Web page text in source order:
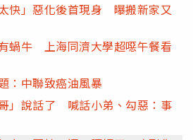
快」惡化後首現身 曝搬新家又
蝸牛 上海同濟大學超噁午餐看
：中聯致癌油風暴
」說話了 喊話小弟、勾惡：事